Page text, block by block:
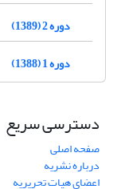
دوره 2 (1389)
دوره 1 (1388)
دسترسی سریع
صفحه اصلی
درباره نشریه
اعضای هیات تحریریه